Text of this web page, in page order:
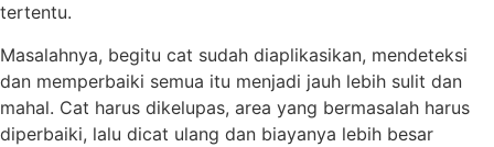
tertentu.
Masalahnya, begitu cat sudah diaplikasikan, mendeteksi
dan memperbaiki semua itu menjadi jauh lebih sulit dan
mahal. Cat harus dikelupas, area yang bermasalah harus
diperbaiki, lalu dicat ulang dan biayanya lebih besar